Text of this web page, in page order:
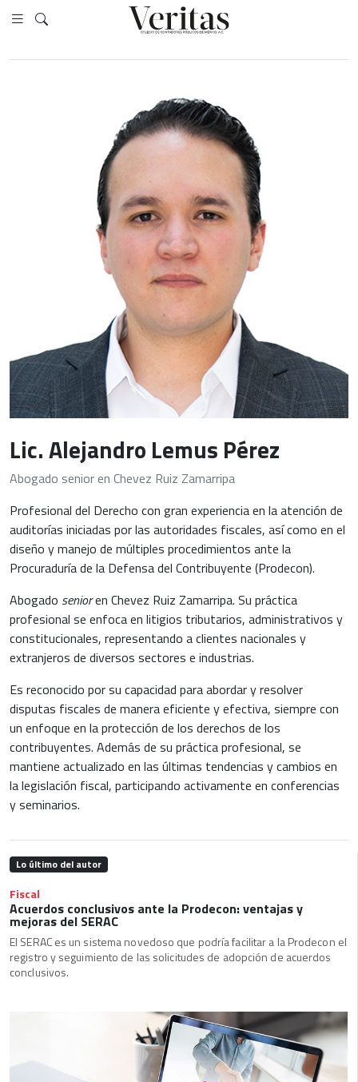
Lic. Alejandro Lemus Pérez
Abogado senior en Chevez Ruiz Zamarripa
Profesional del Derecho con gran experiencia en la atención de
auditorías iniciadas por las autoridades fiscales, así como en el
diseño y manejo de múltiples procedimientos ante la
Procuraduría de la Defensa del Contribuyente (Prodecon).
Abogado senioren Chevez Ruiz Zamarripa. Su práctica
profesional se enfoca en litigios tributarios, administrativos y
constitucionales, representando a clientes nacionales y
extranjeros de diversos sectores e industrias.
Es reconocido por su capacidad para abordar y resolver
disputas fiscales de manera eficiente y efectiva, siempre con
un enfoque en la protección de los derechos de los
contribuyentes. Además de su práctica profesional, se
mantiene actualizado en las últimas tendencias y cambios en
la legislación fiscal, participando activamente en conferencias
y seminarios.
Lo último del autor
Fiscal
Acuerdos conclusivos ante la Prodecon: ventajas y
mejoras del SERAC
El SERAC es un sistema novedoso que podría facilitar a la Prodecon el
registro y seguimiento de las solicitudes de adopción de acuerdos
conclusivos.